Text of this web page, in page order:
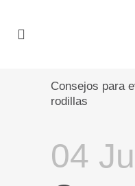
Consejos para
rodillas
04